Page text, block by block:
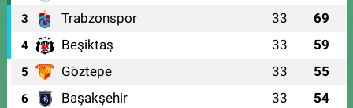
3 Trabzonspor 33 69
4 Beşiktaş 33 59
5 Göztepe 33 55
6 Başakşehir 33 54